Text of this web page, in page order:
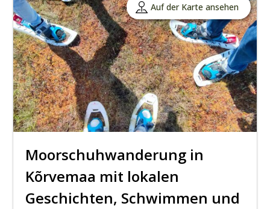
Auf der Karte ansehen
Moorschuhwanderung in
Kõrvemaa mit lokalen
Geschichten, Schwimmen und